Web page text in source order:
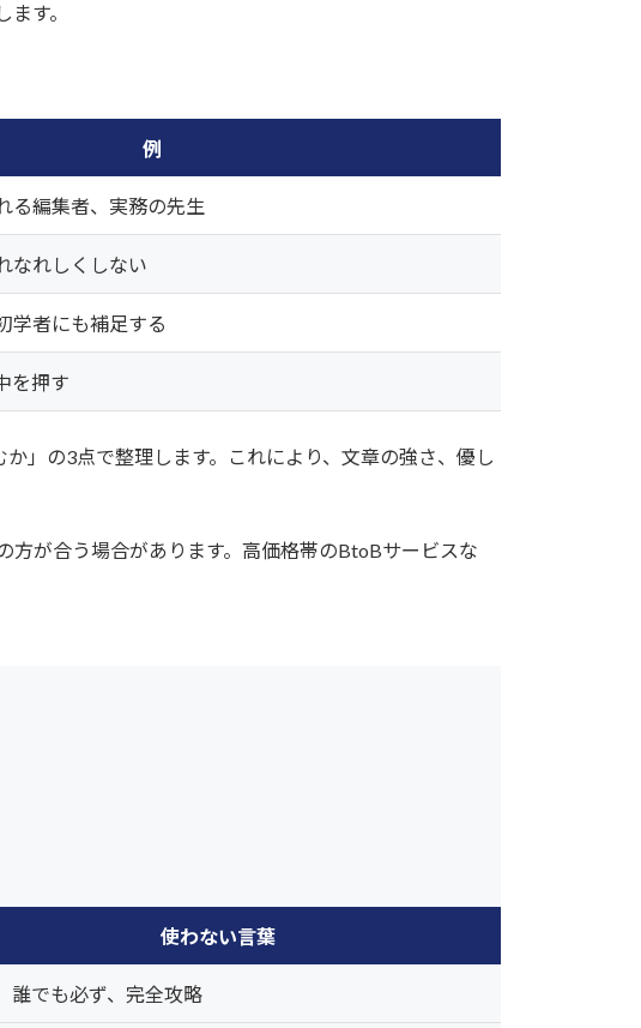
す。
例
る編集者、実務の先生
なれしくしない
学者にも補足する
を押す
」の3点で整理します。これにより、文章の強さ、優し
が合う場合があります。高価格帯のBtoBサービスな
使わない言葉
誰でも必ず、完全攻略